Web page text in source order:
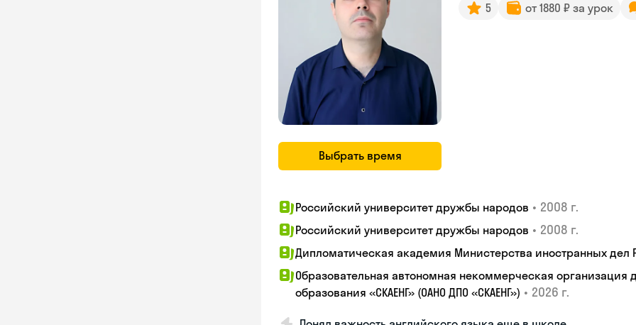
Выбрать время
5 от 1880 ₽ за урок
Российский университет дружбы народов • 2008 г.
Российский университет дружбы народов • 2008 г.
Дипломатическая академия Министерства иностранных
Образовательная автономная некоммерческая организация
образования «СКАЕНГ» (ОАНО ДПО «СКАЕНГ») • 2026 г.